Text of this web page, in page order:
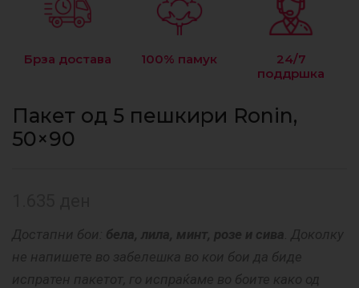
Брза достава 100% памук
24/7
поддршка
Пакет од 5 пешкири Ronin,
50×90
Достапни бои: бела, лила, минт, розе и сива . Доколку
не напишете во забелешка во кои бои да биде
испратен пакетот, го испраќаме во боите како од